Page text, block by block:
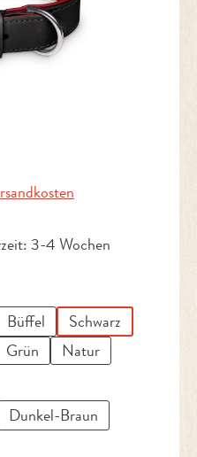
3-4 Wochen
Büffel
Schwarz
Grün Natur
Dunkel-Braun